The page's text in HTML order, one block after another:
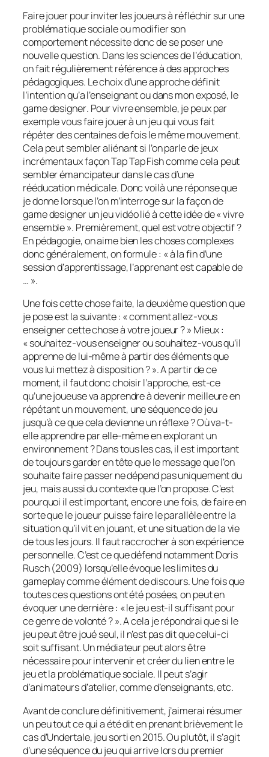
Faire jouer pour inviter les joueurs à réfléchir sur une
problématique sociale ou modifier son
comportement nécessite donc de se poser une
nouvelle question. Dans les sciences de l’éducation,
on fait régulièrement référence à des approches
pédagogiques. Le choix d’une approche définit
l’intention qu’a l’enseignant ou dans mon exposé, le
game designer. Pour vivre ensemble, je peux par
exemple vous faire jouer à un jeu qui vous fait
répéter des centaines de fois le même mouvement.
Cela peut sembler aliénant si l’on parle de jeux
incrémentaux façonTap Tap Fishcomme cela peut
sembler émancipateur dans le cas d’une
rééducation médicale. Donc voilà une réponse que
je donne lorsque l’on m’interroge sur la façon de
game designerun jeu vidéo lié à cette idée de « vivre
ensemble ». Premièrement, quel est votre objectif ?
En pédagogie, on aime bien les choses complexes
donc généralement, on formule : « à la fin d’une
session d’apprentissage, l’apprenant est capable de
… ».
Une fois cette chose faite, la deuxième question que
je pose est la suivante : « comment allez-vous
enseigner cette chose à votre joueur ? » Mieux :
« souhaitez-vous enseigner ou souhaitez-vous qu’il
apprenne de lui-même à partir des éléments que
vous lui mettez à disposition ? ». A partir de ce
moment, il faut donc choisir l’approche, est-ce
qu’une joueuse va apprendre à devenir meilleure en
répétant un mouvement, une séquence de jeu
jusqu’à ce que cela devienne un réflexe ? Où va-t-
elle apprendre par elle-même en explorant un
environnement ? Dans tous les cas, il est important
de toujours garder en tête que le message que l’on
souhaite faire passer ne dépend pas uniquement du
jeu, mais aussi du contexte que l’on propose. C’est
pourquoi il est important, encore une fois, de faire en
sorte que le joueur puisse faire le parallèle entre la
situation qu’il vit en jouant, et une situation de la vie
de tous les jours. Il faut raccrocher à son expérience
personnelle. C’est ce que défend notamment Doris
Rusch (2009) lorsqu’elle évoque les limites du
gameplaycomme élément de discours. Une fois que
toutes ces questions ont été posées, on peut en
évoquer une dernière : « le jeu est-il suffisant pour
ce genre de volonté ? ». A cela je répondrai que si le
jeu peut être joué seul, il n’est pas dit que celui-ci
soit suffisant. Un médiateur peut alors être
nécessaire pour intervenir et créer du lien entre le
jeu et la problématique sociale. Il peut s’agir
d’animateurs d’atelier, comme d’enseignants, etc.
Avant de conclure définitivement, j’aimerai résumer
un peu tout ce qui a été dit en prenant brièvement le
cas d’Undertale,jeu sorti en 2015. Ou plutôt, il s’agit
d’une séquence du jeu qui arrive lors du premier